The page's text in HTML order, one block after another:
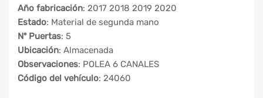
Año fabricación: 2017 2018 2019 2020
Estado: Material de segunda mano
Nº Puertas: 5
Ubicación: Almacenada
Observaciones: POLEA 6 CANALES
Código del vehículo: 24060